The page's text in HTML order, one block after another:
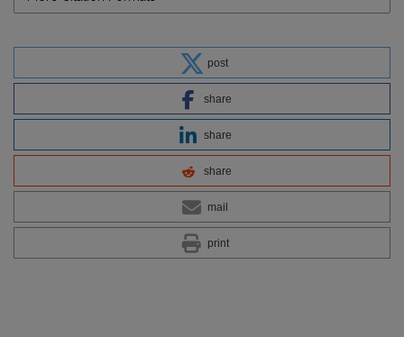
post
share
share
share
mail
print